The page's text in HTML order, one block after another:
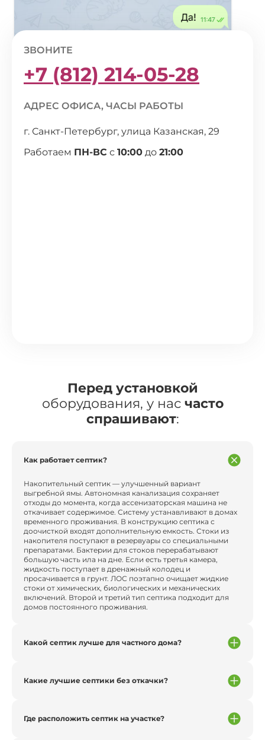
ЗВОНИТЕ
+7 (812) 214-05-28
АДРЕС ОФИСА, ЧАСЫ РАБОТЫ
г. Санкт-Петербург, улица Казанская, 29
Работаем ПН-ВС с 10:00 до 21:00
Перед установкой
оборудования, у нас часто
спрашивают:
Как работает септик?
Накопительный септик — улучшенный вариант
выгребной ямы. Автономная канализация сохраняет
отходы до момента, когда ассенизаторская машина не
откачивает содержимое. Систему устанавливают в домах
временного проживания. В конструкцию септика с
доочисткой входят дополнительную емкость. Стоки из
накопителя поступают в резервуары со специальными
препаратами. Бактерии для стоков перерабатывают
большую часть ила на дне. Если есть третья камера,
жидкость поступает в дренажный колодец и
просачивается в грунт. ЛОС поэтапно очищает жидкие
стоки от химических, биологических и механических
включений. Второй и третий тип септика подходит для
домов постоянного проживания.
Какой септик лучше для частного дома?
Какие лучшие септики без откачки?
Где расположить септик на участке?